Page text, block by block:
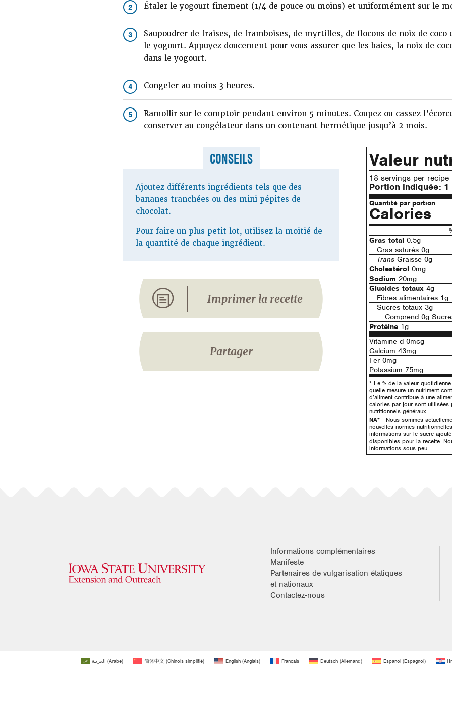
2 Étaler le yogourt finement (1/4 de pouce ou moins) et uniformément sur le
3
Saupoudrer de fraises, de framboises, de myrtilles, de flocons de noix de coco
le yogourt. Appuyez doucement pour vous assurer que les baies, la noix de
dans le yogourt.
4 Congeler au moins 3 heures.
5
Ramollir sur le comptoir pendant environ 5 minutes. Coupez ou cassez
conserver au congélateur dans un contenant hermétique jusqu’à 2 mois.
CONSEILS
Ajoutez différents ingrédients tels que des
bananes tranchées ou des mini pépites de
chocolat.
Pour faire un plus petit lot, utilisez la moitié de
la quantité de chaque ingrédient.
Imprimer la recette
Partager
Valeur
18 servings per recipe
Portion indiquée: 1
Quantité par portion
Calories
Gras total 0.5g
Gras saturés 0g
Trans Graisse 0g
Cholestérol 0mg
Sodium 20mg
Glucides totaux 4g
Fibres alimentaires 1g
Sucres totaux 3g
Comprend 0g
Protéine 1g
Vitamine d 0mcg
Calcium 43mg
Fer 0mg
Potassium 75mg
* Le % de la valeur
quelle mesure un nutriment
d’aliment contribue à une
calories par jour sont utilisées
nutritionnels généraux.
NA* - Nous sommes
nouvelles normes
informations sur le sucre
disponibles pour la recette.
informations sous peu.
Informations complémentaires
Manifeste
Partenaires de vulgarisation étatiques
et nationaux
Contactez-nous
العربية (Arabe) 简体中文 (Chinois simplifié) English (Anglais) Français Deutsch (Allemand) Español (Espagnol)